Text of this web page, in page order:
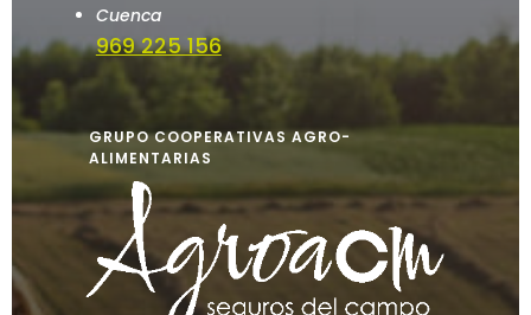
Cuenca
969 225 156
GRUPO COOPERATIVAS AGRO-
ALIMENTARIAS